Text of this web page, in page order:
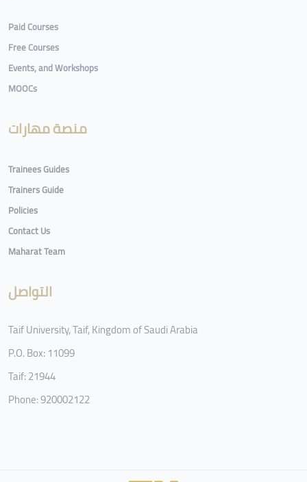
Paid Courses
Free Courses
Events, and Workshops
MOOCs
منصة مهارات
Trainees Guides
Trainers Guide
Policies
Contact Us
Maharat Team
التواصل
Taif University, Taif, Kingdom of Saudi Arabia
P.O. Box: 11099
Taif: 21944
Phone: 920002122